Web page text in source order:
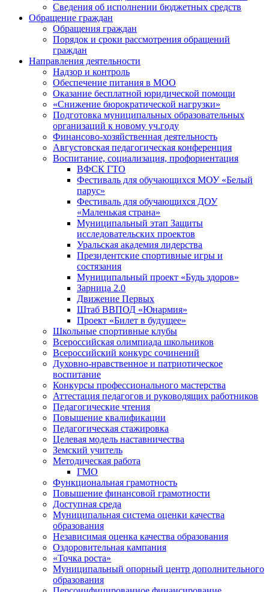
Сведения об исполнении бюджетных средств
Обращение граждан
Обращения граждан
Порядок и сроки рассмотрения обращений
граждан
Направления деятельности
Надзор и контроль
Обеспечение питания в МОО
Оказание бесплатной юридической помощи
«Снижение бюрократической нагрузки»
Подготовка муниципальных образовательных
организаций к новому уч.году
Финансово-хозяйственная деятельность
Августовская педагогическая конференция
Воспитание, социализация, профориентация
ВФСК ГТО
Фестиваль для обучающихся МОУ «Белый
парус»
Фестиваль для обучающихся ДОУ
«Маленькая страна»
Муниципальный этап Защиты
исследовательских проектов
Уральская академия лидерства
Президентские спортивные игры и
состязания
Муниципальный проект «Будь здоров»
Зарница 2.0
Движение Первых
Штаб ВВПОД «Юнармия»
Проект «Билет в будущее»
Школьные спортивные клубы
Всероссийская олимпиада школьников
Всероссийский конкурс сочинений
Духовно-нравственное и патриотическое
воспитание
Конкурсы профессионального мастерства
Аттестация педагогов и руководящих работников
Педагогические чтения
Повышение квалификации
Педагогическая стажировка
Целевая модель наставничества
Земский учитель
Методическая работа
ГМО
Функциональная грамотность
Повышение финансовой грамотности
Доступная среда
Муниципальная система оценки качества
образования
Независимая оценка качества образования
Оздоровительная кампания
«Точка роста»
Муниципальный опорный центр дополнительного
образования